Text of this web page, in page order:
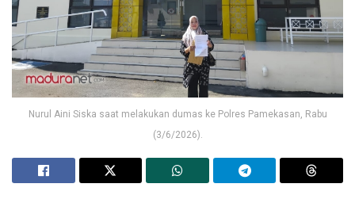
Nurul Aini Siska saat melakukan dumas ke Polres Pamekasan, Rabu
(3/6/2026).